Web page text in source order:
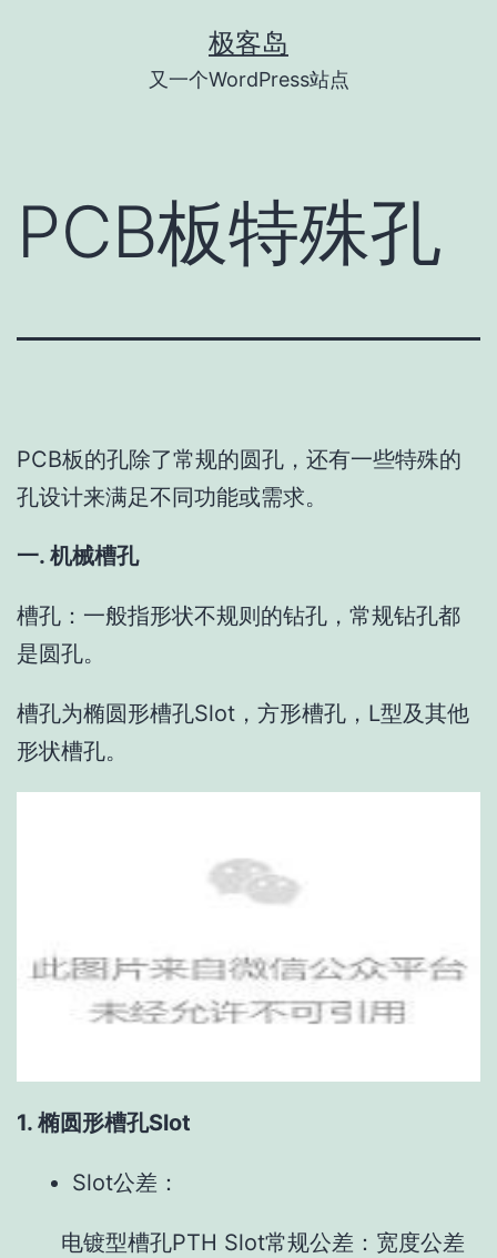
极客岛
又一个WordPress站点
PCB板特殊孔
PCB板的孔除了常规的圆孔，还有一些特殊的
孔设计来满足不同功能或需求。
一. 机械槽孔
槽孔：一般指形状不规则的钻孔，常规钻孔都
是圆孔。
槽孔为椭圆形槽孔Slot，方形槽孔，L型及其他
形状槽孔。
1. 椭圆形槽孔Slot
Slot公差：
电镀型槽孔PTH Slot常规公差：宽度公差